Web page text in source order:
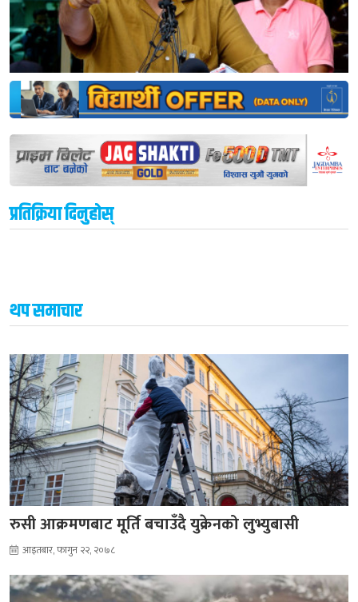
प्रतिक्रिया दिनुहोस्
थप समाचार
रुसी आक्रमणबाट मूर्ति बचाउँदै युक्रेनको लुभ्युबासी
आइतबार, फागुन २२, २०७८